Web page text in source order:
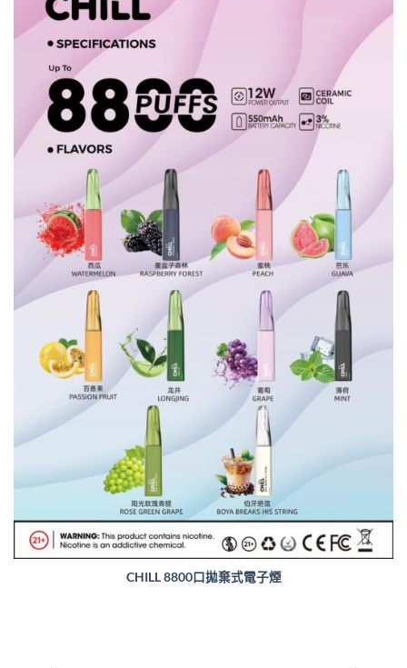
CHILL 8800口拋棄式電子煙